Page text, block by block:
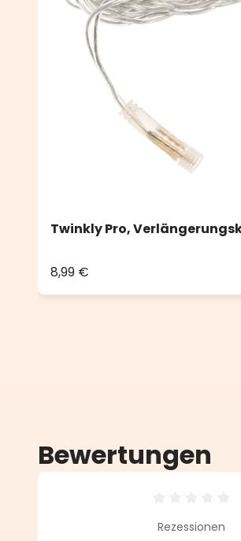
Twinkly Pro,
8,99 €
Bewertungen
Rezessionen